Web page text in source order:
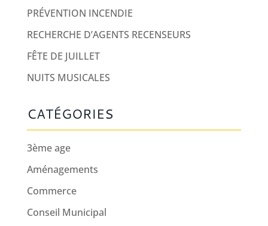
PRÉVENTION INCENDIE
RECHERCHE D’AGENTS RECENSEURS
FÊTE DE JUILLET
NUITS MUSICALES
CATÉGORIES
3ème age
Aménagements
Commerce
Conseil Municipal